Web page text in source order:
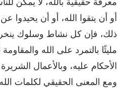
أو أن يتقوا الله، أو أن
ذلك، فإن كل نشاط وسلوك
مليئًا بالتمرد على الله
الأحكام عليه، وبالأعمال
ومع المعنى الحقيقي لكلمات